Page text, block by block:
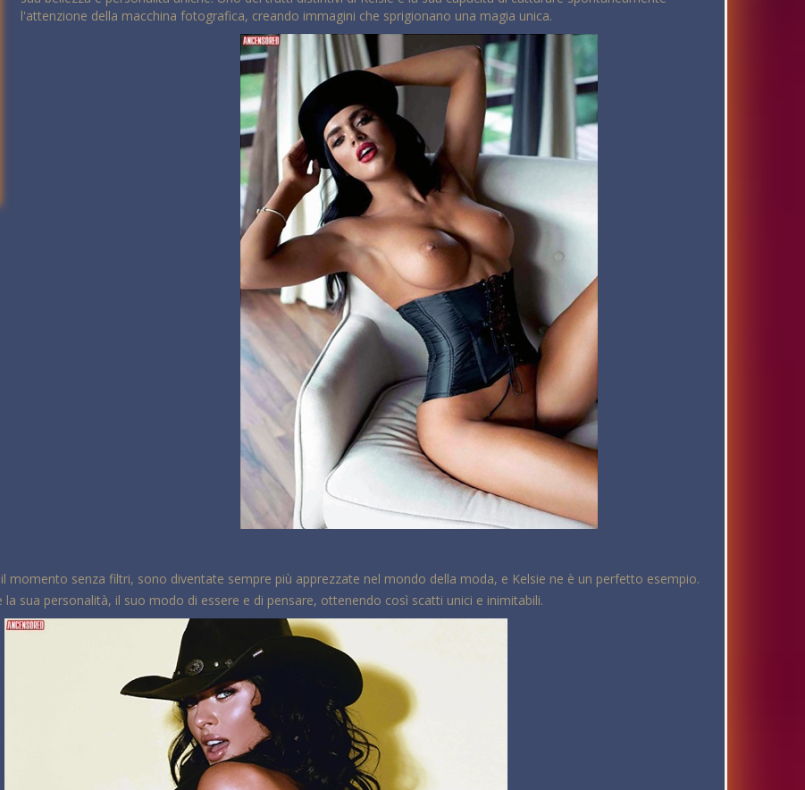
l'attenzione della macchina fotografica, creando immagini che sprigionano una magia unica.
momento senza filtri, sono diventate sempre più apprezzate nel mondo della moda, e Kelsie ne è un perfetto esempio.
sua personalità, il suo modo di essere e di pensare, ottenendo così scatti unici e inimitabili.